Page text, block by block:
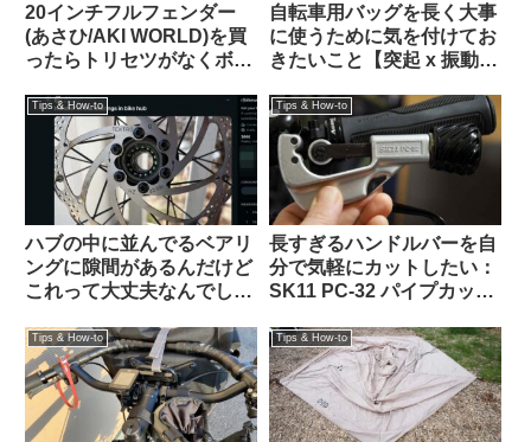
20インチフルフェンダー
(あさひ/AKI WORLD)を買
ったらトリセツがなくボル
にやれ」なプロ仕様製品だ
ったけれど意外に装着簡単
でTern Crestと相性も抜群
でした
自転車用バッグを長く大事
に使うために気を付けてお
きたいこと【突起 x 振動
Tips & How-to
ハブの中に並んでるベアリ
ングに隙間があるんだけど
これって大丈夫なんでしょ
Tips & How-to
長すぎるハンドルバーを自
分で気軽にカットしたい：
SK11 PC-32 パイプカッタ
カスタム】
Tips & How-to Tips & How-to